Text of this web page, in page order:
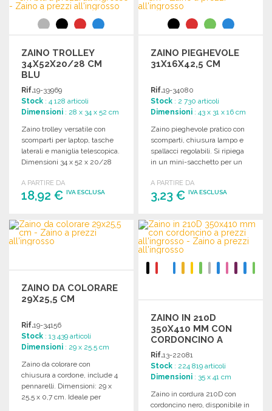
Richiedi un preventivo Richiedi un preventivo
ZAINO TROLLEY
34X52X20/28 CM
BLU
Rif.19-33969
Stock : 4 128 articoli
Dimensioni : 28 x 34 x 52 cm
Zaino trolley versatile con
scomparti per laptop, tasche
laterali e maniglia telescopica.
Dimensioni 34 x 52 x 20/28
A PARTIRE DA
18,92 € IVA ESCLUSA
ORDINARE
Richiedi un preventivo
ZAINO PIEGHEVOLE
31X16X42,5 CM
Rif.19-34080
Stock : 2 730 articoli
Dimensioni : 43 x 31 x 16 cm
Zaino pieghevole pratico con
scomparti, chiusura lampo e
spallacci regolabili. Si ripiega
in un mini-sacchetto per un
A PARTIRE DA
3,23 €IVA ESCLUSA
ORDINARE
Richiedi un preventivo
ZAINO DA COLORARE
29X25,5 CM
Rif.19-34156
Stock : 13 439 articoli
Dimensioni : 29 x 25.5 cm
Zaino da colorare con
chiusura a cordone, include 4
pennarelli. Dimensioni: 29 x
25,5 x 0,7 cm. Ideale per
ZAINO IN 210D
350X410 MM CON
CORDONCINO A
PREZZI
ALL'INGROSSO
Rif.13-22081
Stock : 224 819 articoli
Dimensioni : 35 x 41 cm
Zaino in cordura 210D con
cordoncino nero, disponibile in